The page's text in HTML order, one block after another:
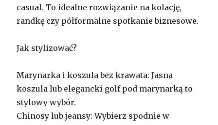
casual. To idealne rozwiązanie na kolację,
randkę czy półformalne spotkanie biznesowe.
Jak stylizować?
Marynarka i koszula bez krawata: Jasna
koszula lub elegancki golf pod marynarką to
stylowy wybór.
Chinosy lub jeansy: Wybierz spodnie w